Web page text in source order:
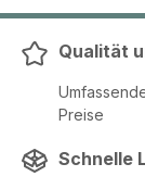
Qualität
Preise
Schnelle